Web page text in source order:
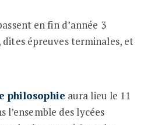
en fin d’année 3
dites épreuves terminales, et
philosophie aura lieu le 11
l’ensemble des lycées